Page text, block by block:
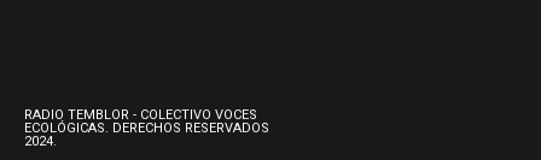
RADIO TEMBLOR - COLECTIVO VOCES
ECOLÓGICAS. DERECHOS RESERVADOS
2024.